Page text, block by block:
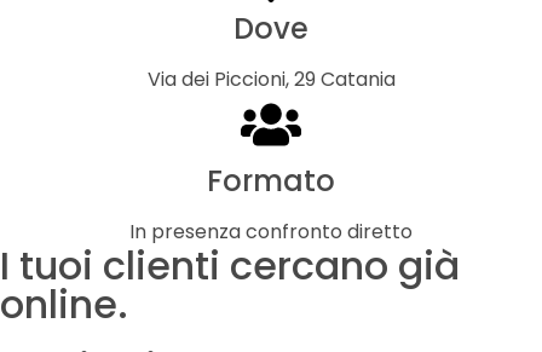
Dove
Via dei Piccioni, 29 Catania
Formato
In presenza confronto diretto
I tuoi clienti cercano già
online.